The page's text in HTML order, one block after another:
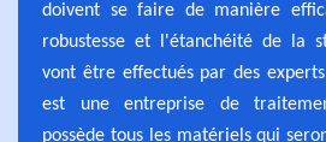
doivent se faire de manière
robustesse et l'étanchéité de la
vont être effectués par des
est une entreprise de
possède tous les matériels qui